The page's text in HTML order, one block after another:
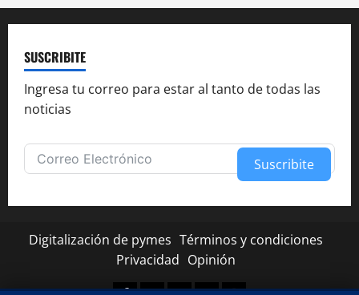
SUSCRIBITE
Ingresa tu correo para estar al tanto de todas las
noticias
Suscribite
Digitalización de pymes Términos y condiciones
Privacidad Opinión